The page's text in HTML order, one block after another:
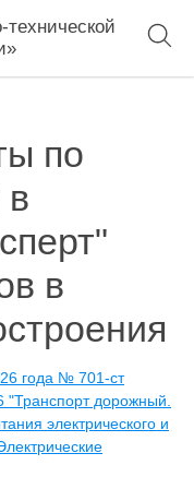
по
в
в
года № 701-ст
дорожный.
электрического и